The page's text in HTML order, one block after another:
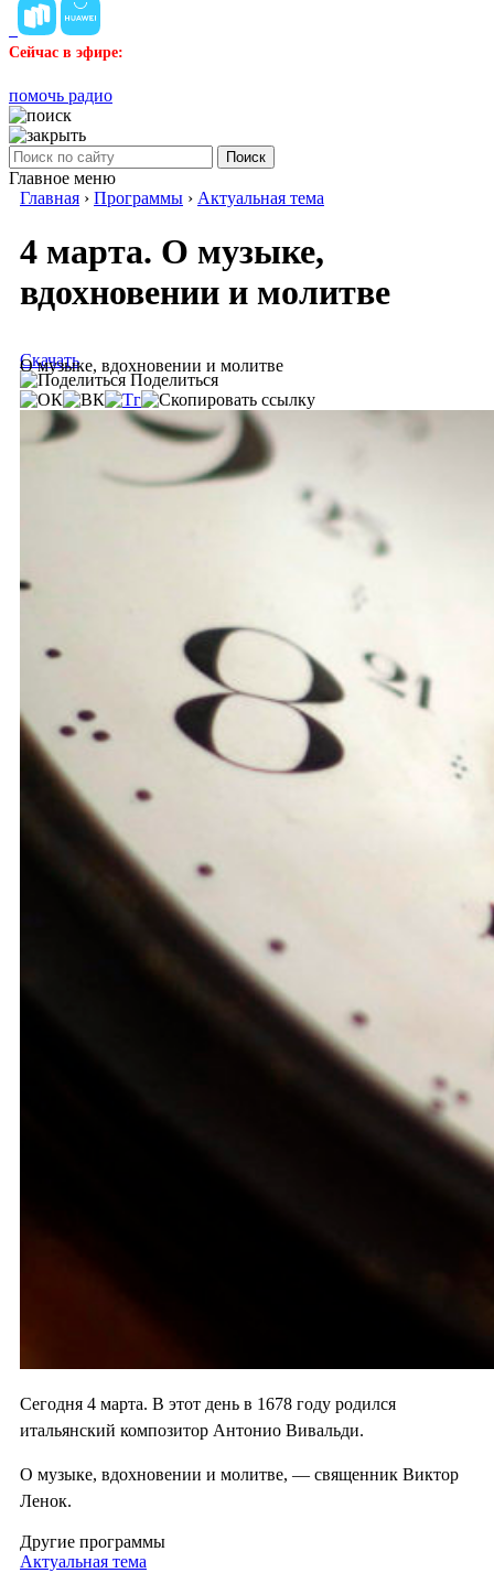
Сейчас в эфире:
помочь радио
Поиск
Главное меню
Главная › Программы › Актуальная тема
4 марта. О музыке,
вдохновении и молитве
О музыке, вдохновении и молитве
Скачать
Поделиться
Сегодня 4 марта. В этот день в 1678 году родился
итальянский композитор Антонио Вивальди.
О музыке, вдохновении и молитве, — священник Виктор
Ленок.
Другие программы
Актуальная тема